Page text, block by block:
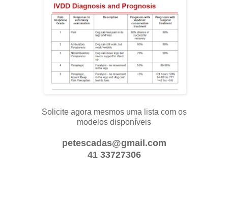
Solicite agora mesmos uma lista com os
modelos disponíveis
petescadas@gmail.com
41 33727306